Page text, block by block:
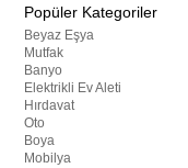
Popüler Kategoriler
Beyaz Eşya
Mutfak
Banyo
Elektrikli Ev Aleti
Hırdavat
Oto
Boya
Mobilya